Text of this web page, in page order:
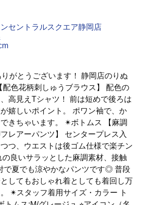
セントラルスクエア静岡店
がとうございます！ 静岡店のりぬ
色花柄刺しゅうブラウス】 配色の
高見えTシャツ！ 前は短めで後ろは
嬉しいポイント。 ポワン袖で、か
きちゃいます。 ✴︎ボトムス 【麻調
レアーパンツ】 センタープレス入
つ、ウエストは後ゴム仕様で楽チン
良いサラッとした麻調素材、接触
で夏でも涼やかなパンツです◎ 普段
してもおしゃれ着としても着回し万
✴︎スタッフ着用サイズ・カラー ト